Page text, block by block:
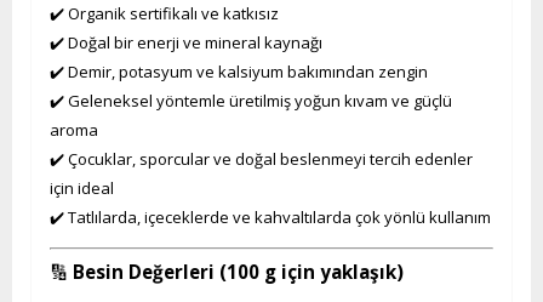
✔️ Organik sertifikalı ve katkısız
✔️ Doğal bir enerji ve mineral kaynağı
✔️ Demir, potasyum ve kalsiyum bakımından zengin
✔️ Geleneksel yöntemle üretilmiş yoğun kıvam ve güçlü
aroma
✔️ Çocuklar, sporcular ve doğal beslenmeyi tercih edenler
için ideal
✔️ Tatlılarda, içeceklerde ve kahvaltılarda çok yönlü kullanım
🔢 Besin Değerleri (100 g için yaklaşık)